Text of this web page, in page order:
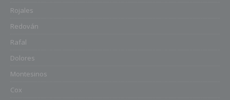
Rojales
Redován
Rafal
Dolores
Montesinos
Cox